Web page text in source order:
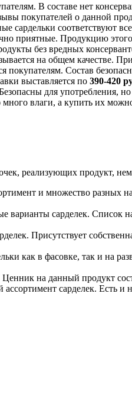
В составе нет
покупателей о данной
сардельки соответствуют
приятные. Продукцию
без вредных
на общем качестве.
покупателям. Состав
выставляется по 390-420
для употребления,
много влаги, а купить их
реализующих продукт,
и множество
варианты сарделек.
Присутствует
как в фасовке, так и на
на данный продукт
сарделек. Есть и